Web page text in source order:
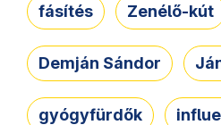
fásítés Zenélő-kút
Demján Sándor
gyógyfürdők